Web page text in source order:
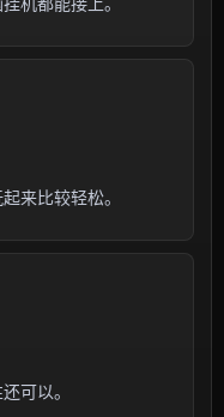
来比较轻松。
可以。